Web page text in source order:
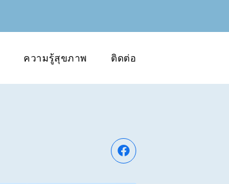
ความรู้สุขภาพ ติดต่อ